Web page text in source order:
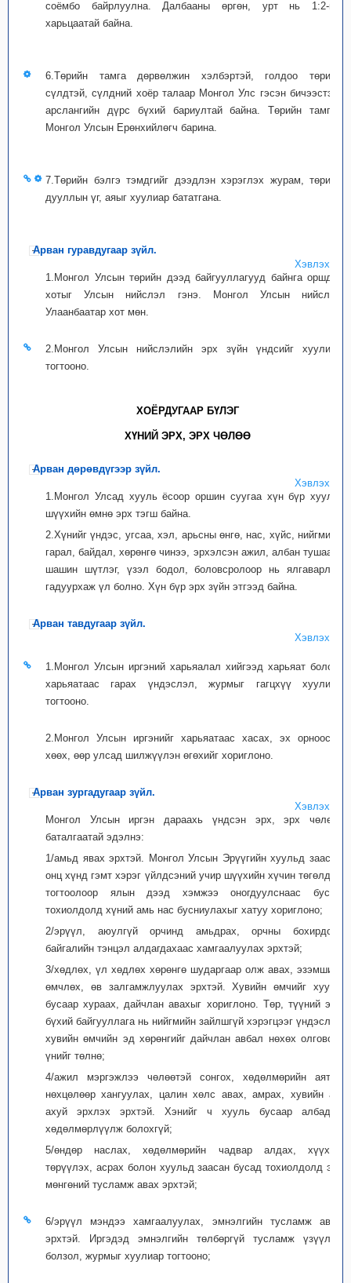
соёмбо байрлуулна. Далбааны өргөн, урт нь 1:2-ын
харьцаатай байна.
6.Төрийн тамга дөрвөлжин хэлбэртэй, голдоо төрийн
сүлдтэй, сүлдний хоёр талаар Монгол Улс гэсэн бичээстэй,
арслангийн дүрс бүхий бариултай байна. Төрийн тамгыг
Монгол Улсын Ерөнхийлөгч барина.
7.Төрийн бэлгэ тэмдгийг дээдлэн хэрэглэх журам, төрийн
дууллын үг, аяыг хуулиар бататгана.
Арван гуравдугаар зүйл.
Хэвлэх
1.Монгол Улсын төрийн дээд байгууллагууд байнга оршдог
хотыг Улсын нийслэл гэнэ. Монгол Улсын нийслэл
Улаанбаатар хот мөн.
2.Монгол Улсын нийслэлийн эрх зүйн үндсийг хуулиар
тогтооно.
ХОЁРДУГААР БҮЛЭГ
ХҮНИЙ ЭРХ, ЭРХ ЧӨЛӨӨ
Арван дөрөвдүгээр зүйл.
Хэвлэх
1.Монгол Улсад хууль ёсоор оршин суугаа хүн бүр хууль,
шүүхийн өмнө эрх тэгш байна.
2.Хүнийг үндэс, угсаа, хэл, арьсны өнгө, нас, хүйс, нийгмийн
гарал, байдал, хөрөнгө чинээ, эрхэлсэн ажил, албан тушаал,
шашин шүтлэг, үзэл бодол, боловсролоор нь ялгаварлан
гадуурхаж үл болно. Хүн бүр эрх зүйн этгээд байна.
Арван тавдугаар зүйл.
Хэвлэх
1.Монгол Улсын иргэний харьяалал хийгээд харьяат болох,
харьяатаас гарах үндэслэл, журмыг гагцхүү хуулиар
тогтооно.
2.Монгол Улсын иргэнийг харьяатаас хасах, эх орноосоо
хөөх, өөр улсад шилжүүлэн өгөхийг хориглоно.
Арван зургадугаар зүйл.
Хэвлэх
Монгол Улсын иргэн дараахь үндсэн эрх, эрх чөлөөг
баталгаатай эдэлнэ:
1/амьд явах эрхтэй. Монгол Улсын Эрүүгийн хуульд заасан
онц хүнд гэмт хэрэг үйлдсэний учир шүүхийн хүчин төгөлдөр
тогтоолоор ялын дээд хэмжээ оногдуулснаас бусад
тохиолдолд хүний амь нас бусниулахыг хатуу хориглоно;
2/эрүүл, аюулгүй орчинд амьдрах, орчны бохирдол,
байгалийн тэнцэл алдагдахаас хамгаалуулах эрхтэй;
3/хөдлөх, үл хөдлөх хөрөнгө шударгаар олж авах, эзэмших,
өмчлөх, өв залгамжлуулах эрхтэй. Хувийн өмчийг хууль
бусаар хураах, дайчлан авахыг хориглоно. Төр, түүний эрх
бүхий байгууллага нь нийгмийн зайлшгүй хэрэгцээг үндэслэн
хувийн өмчийн эд хөрөнгийг дайчлан авбал нөхөх олговор,
үнийг төлнө;
4/ажил мэргэжлээ чөлөөтэй сонгох, хөдөлмөрийн аятай
нөхцөлөөр хангуулах, цалин хөлс авах, амрах, хувийн аж
ахуй эрхлэх эрхтэй. Хэнийг ч хууль бусаар албадан
хөдөлмөрлүүлж болохгүй;
5/өндөр наслах, хөдөлмөрийн чадвар алдах, хүүхэд
төрүүлэх, асрах болон хуульд заасан бусад тохиолдолд эд,
мөнгөний тусламж авах эрхтэй;
6/эрүүл мэндээ хамгаалуулах, эмнэлгийн тусламж авах
эрхтэй. Иргэдэд эмнэлгийн төлбөргүй тусламж үзүүлэх
болзол, журмыг хуулиар тогтооно;